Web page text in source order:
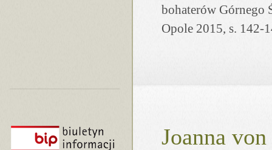
bohaterów
Opole 2015, s. 142-
Joanna